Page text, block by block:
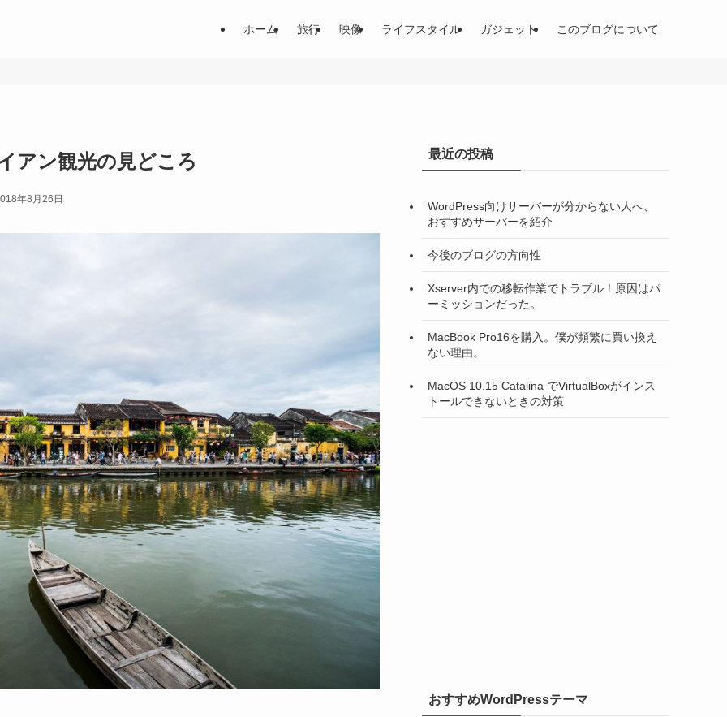
ホーム 旅行 映像 ライフスタイル ガジェット このブログについて
アン観光の見どころ
年8月26日
最近の投稿
WordPress向けサーバーが分からない人へ、
おすすめサーバーを紹介
今後のブログの方向性
Xserver内での移転作業でトラブル！原因はパ
ーミッションだった。
MacBook Pro16を購入。僕が頻繁に買い換え
ない理由。
MacOS 10.15 Catalina でVirtualBoxがインス
トールできないときの対策
おすすめWordPressテーマ